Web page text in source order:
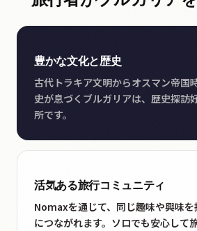
豊かな文化と歴史
古代トラキア文明からオスマン帝国
史が息づくブルガリアは、歴史探訪
所です。
活気ある旅行コミュニティ
Nomaxを通じて、同じ趣味や興味
につながれます。ソロでも安心して